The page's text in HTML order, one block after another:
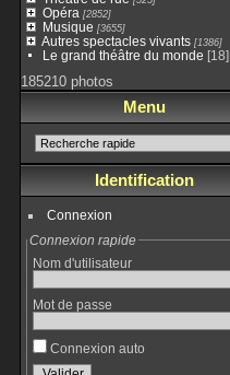
Opéra [2852]
Musique [3655]
Autres spectacles vivants[1386]
Le grand théâtre du monde [18]
185210 photos
Menu
Identification
Connexion
Connexion rapide
Nom d'utilisateur
Mot de passe
Connexion auto